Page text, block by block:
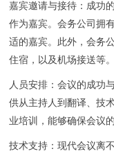
嘉宾邀请与接待：成功
作为嘉宾。会务公司拥
适的嘉宾。此外，会务
住宿，以及机场接送等。
人员安排：会议的成功
供从主持人到翻译、技
业培训，能够确保会议
技术支持：现代会议离